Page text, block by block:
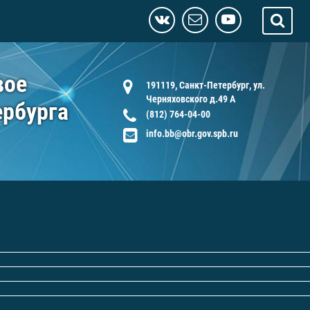
191119, Санкт-Петербург, ул.
Черняховского д.49 А
(812) 764-04-00
info.bb@obr.gov.spb.ru